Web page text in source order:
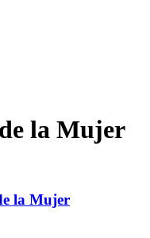
la Mujer
la Mujer